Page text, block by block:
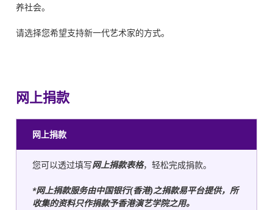
养社会。
请选择您希望支持新一代艺术家的方式。
网上捐款
网上捐款
您可以透过填写网上捐款表格，轻松完成捐款。
*网上捐款服务由中国银行(香港)之捐款易平台提供，所
收集的资料只作捐款予香港演艺学院之用。